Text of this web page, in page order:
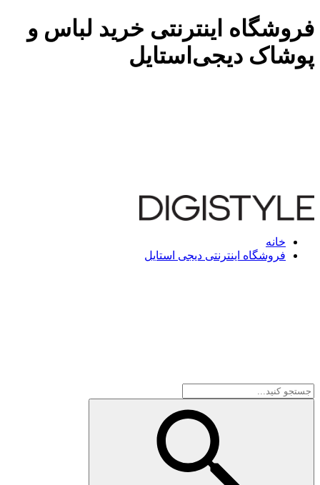
فروشگاه اینترنتی خرید لباس و
پوشاک دیجی‌استایل
خانه
فروشگاه اینترنتی دیجی استایل